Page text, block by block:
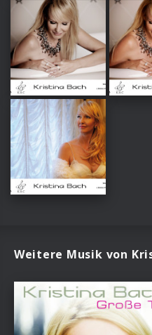
Weitere Musik von